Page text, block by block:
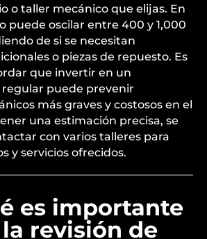
o taller mecánico que elijas. En
puede oscilar entre 400 y 1,000
de si se necesitan
o piezas de repuesto. Es
que invertir en un
puede prevenir
más graves y costosos en el
una estimación precisa, se
con varios talleres para
y servicios ofrecidos.
es importante
revisión de